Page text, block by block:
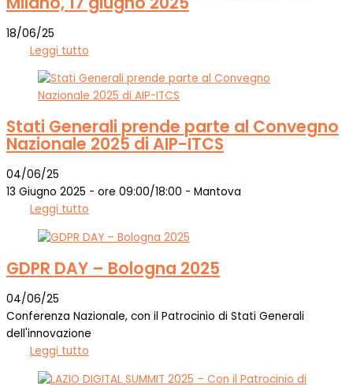
18/06/25
Leggi tutto
Stati Generali prende parte al Convegno
Nazionale 2025 di AIP-ITCS
04/06/25
13 Giugno 2025 - ore 09:00/18:00 - Mantova
Leggi tutto
GDPR DAY – Bologna 2025
04/06/25
Conferenza Nazionale, con il Patrocinio di Stati Generali
dell'innovazione
Leggi tutto